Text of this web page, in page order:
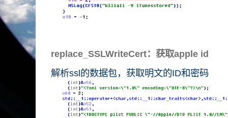
replace_SSLWriteCert：获取apple id
解析ssl的数据包，获取明文的ID和密码